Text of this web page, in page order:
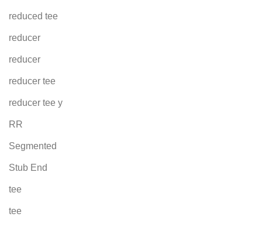
reduced tee
reducer
reducer
reducer tee
reducer tee y
RR
Segmented
Stub End
tee
tee